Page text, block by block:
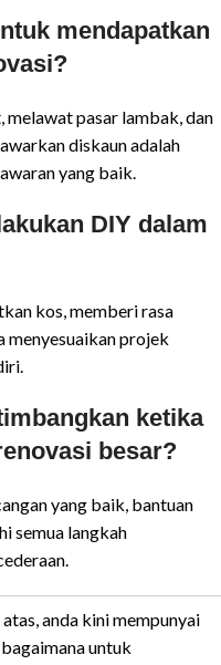
mendapatkan
pasar lambak, dan
diskaun adalah
yang baik.
DIY dalam
kos, memberi rasa
menyesuaikan projek
ketika
besar?
yang baik, bantuan
semua langkah
anda kini mempunyai
untuk